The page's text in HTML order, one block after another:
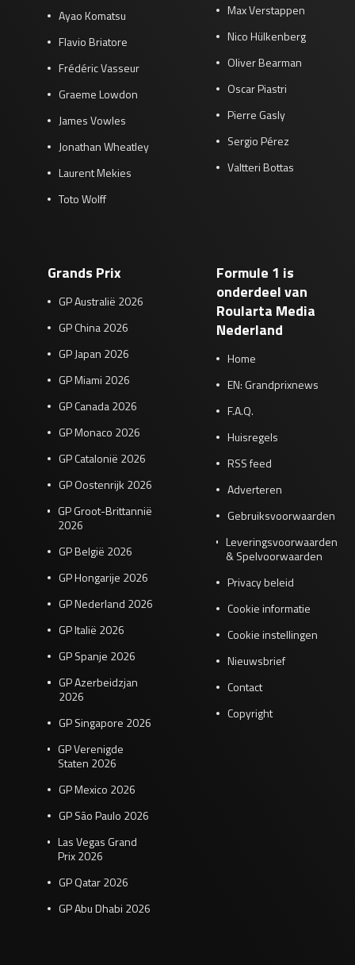
Ayao Komatsu
Flavio Briatore
Frédéric Vasseur
Graeme Lowdon
James Vowles
Jonathan Wheatley
Laurent Mekies
Toto Wolff
Max Verstappen
Nico Hülkenberg
Oliver Bearman
Oscar Piastri
Pierre Gasly
Sergio Pérez
Valtteri Bottas
Grands Prix
GP Australië 2026
GP China 2026
GP Japan 2026
GP Miami 2026
GP Canada 2026
GP Monaco 2026
GP Catalonië 2026
GP Oostenrijk 2026
GP Groot-Brittannië
2026
GP België 2026
GP Hongarije 2026
GP Nederland 2026
GP Italië 2026
GP Spanje 2026
GP Azerbeidzjan
2026
GP Singapore 2026
GP Verenigde
Staten 2026
GP Mexico 2026
GP São Paulo 2026
Las Vegas Grand
Prix 2026
GP Qatar 2026
GP Abu Dhabi 2026
Formule 1 is
onderdeel van
Roularta Media
Nederland
Home
EN: Grandprixnews
F.A.Q.
Huisregels
RSS feed
Adverteren
Gebruiksvoorwaarden
Leveringsvoorwaarden
& Spelvoorwaarden
Privacy beleid
Cookie informatie
Cookie instellingen
Nieuwsbrief
Contact
Copyright